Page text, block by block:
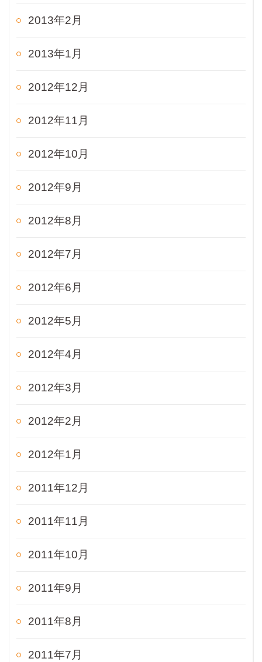
2013年2月
2013年1月
2012年12月
2012年11月
2012年10月
2012年9月
2012年8月
2012年7月
2012年6月
2012年5月
2012年4月
2012年3月
2012年2月
2012年1月
2011年12月
2011年11月
2011年10月
2011年9月
2011年8月
2011年7月